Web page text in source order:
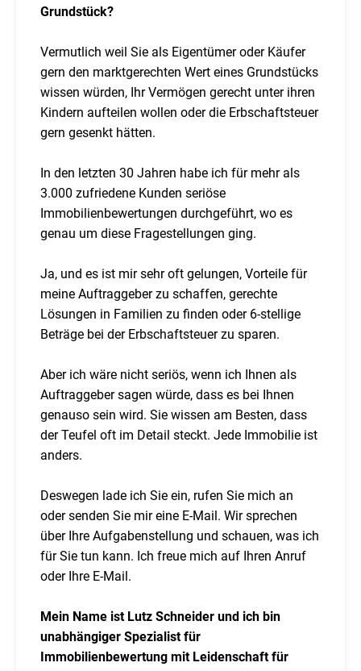
Grundstück?
Vermutlich weil Sie als Eigentümer oder Käufer
gern den marktgerechten Wert eines Grundstücks
wissen würden, Ihr Vermögen gerecht unter ihren
Kindern aufteilen wollen oder die Erbschaftsteuer
gern gesenkt hätten.
In den letzten 30 Jahren habe ich für mehr als
3.000 zufriedene Kunden seriöse
Immobilienbewertungen durchgeführt, wo es
genau um diese Fragestellungen ging.
Ja, und es ist mir sehr oft gelungen, Vorteile für
meine Auftraggeber zu schaffen, gerechte
Lösungen in Familien zu finden oder 6-stellige
Beträge bei der Erbschaftsteuer zu sparen.
Aber ich wäre nicht seriös, wenn ich Ihnen als
Auftraggeber sagen würde, dass es bei Ihnen
genauso sein wird. Sie wissen am Besten, dass
der Teufel oft im Detail steckt. Jede Immobilie ist
anders.
Deswegen lade ich Sie ein, rufen Sie mich an
oder senden Sie mir eine E-Mail. Wir sprechen
über Ihre Aufgabenstellung und schauen, was ich
für Sie tun kann. Ich freue mich auf Ihren Anruf
oder Ihre E-Mail.
Mein Name ist Lutz Schneider und ich bin
unabhängiger Spezialist für
Immobilienbewertung mit Leidenschaft für